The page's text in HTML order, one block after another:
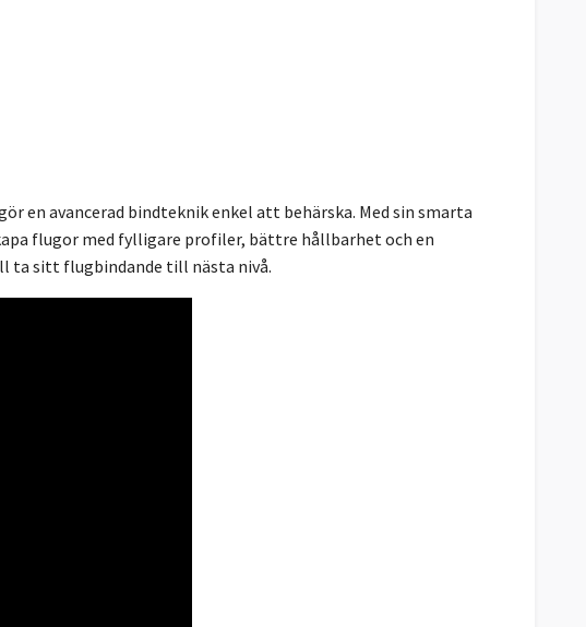
en avancerad bindteknik enkel att behärska. Med sin smarta
flugor med fylligare profiler, bättre hållbarhet och en
ta sitt flugbindande till nästa nivå.